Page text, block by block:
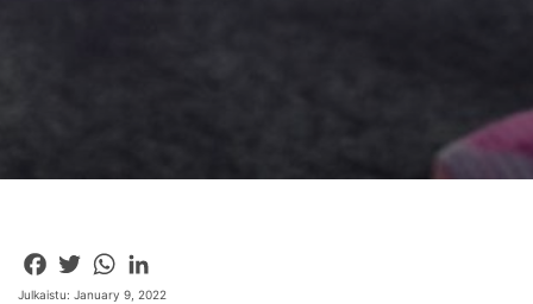
Facebook
TwitterWhatsApp
Julkaistu: January 9, 2022